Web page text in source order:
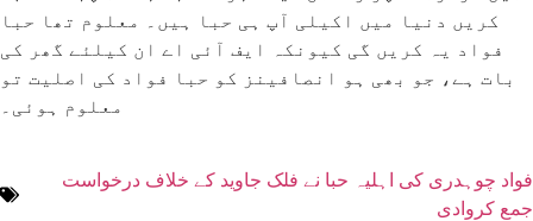
کریں دنیا میں اکیلی آپ ہی حبا ہیں۔ معلوم تھا حبا
فواد یہ کریں گی کیونکہ ایف آئی اے ان کیلئے گھر کی
بات ہے، جو بھی ہو انصافینز کو حبا فواد کی اصلیت تو
معلوم ہوئی۔
فواد چوہدری کی اہلیہ حبا نے فلک جاوید کے خلاف درخواست
جمع کروادی